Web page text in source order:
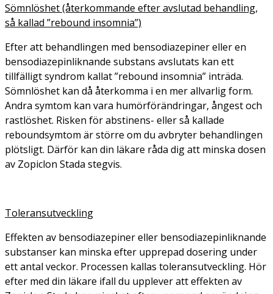
Sömnlöshet (återkommande efter avslutad behandling,
så kallad ”rebound insomnia”)
Efter att behandlingen med bensodiazepiner eller en
bensodiazepinliknande substans avslutats kan ett
tillfälligt syndrom kallat ”rebound insomnia” inträda.
Sömnlöshet kan då återkomma i en mer allvarlig form.
Andra symtom kan vara humörförändringar, ångest och
rastlöshet. Risken för abstinens- eller så kallade
reboundsymtom är större om du avbryter behandlingen
plötsligt. Därför kan din läkare råda dig att minska dosen
av Zopiclon Stada stegvis.
Toleransutveckling
Effekten av bensodiazepiner eller bensodiazepinliknande
substanser kan minska efter upprepad dosering under
ett antal veckor. Processen kallas toleransutveckling. Hör
efter med din läkare ifall du upplever att effekten av